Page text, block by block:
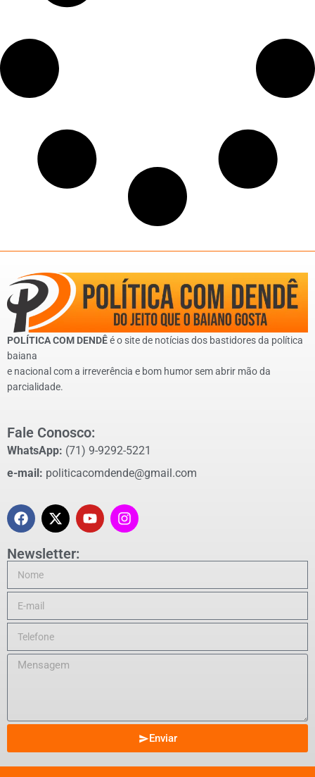
POLÍTICA COM DENDÊé o site de notícias dos bastidores da política
baiana
e nacional com a irreverência e bom humor sem abrir mão da
parcialidade.
Fale Conosco:
WhatsApp: (71) 9-9292-5221
e-mail: politicacomdende@gmail.com
Newsletter:
Enviar